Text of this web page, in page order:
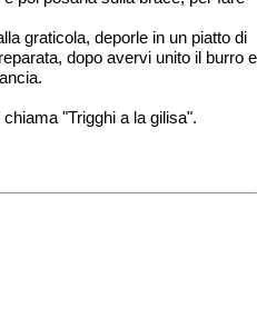
graticola, deporle in un piatto di
dopo avervi unito il burro e
"Trigghi a la gilisa".